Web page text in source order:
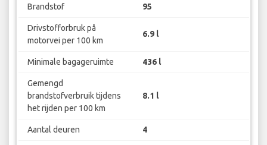
Brandstof 95
Drivstofforbruk på
motorvei per 100 km
6.9 l
Minimale bagageruimte 436 l
Gemengd
brandstofverbruik tijdens
het rijden per 100 km
8.1 l
Aantal deuren 4